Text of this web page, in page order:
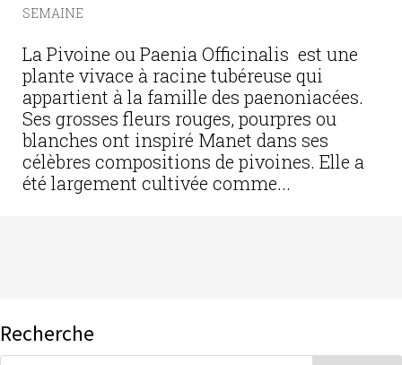
SEMAINE
La Pivoine ou Paenia Officinalis est une
plante vivace à racine tubéreuse qui
appartient à la famille des paenoniacées.
Ses grosses fleurs rouges, pourpres ou
blanches ont inspiré Manet dans ses
célèbres compositions de pivoines. Elle a
été largement cultivée comme...
Recherche